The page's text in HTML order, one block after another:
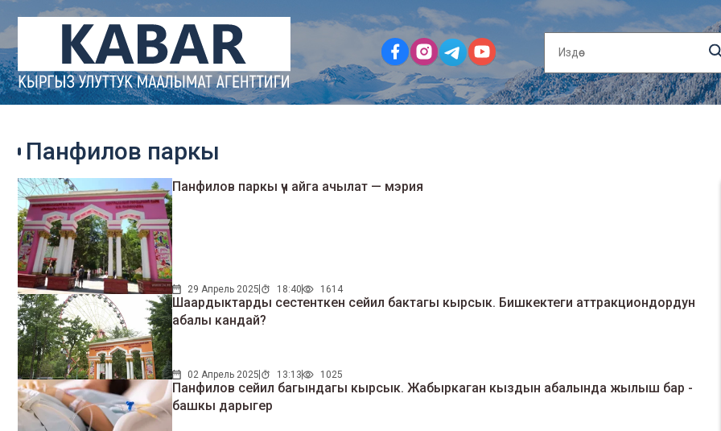
Панфилов паркы
Панфилов паркы үч айга ачылат — мэрия
29 Апрель 2025 18:40 1614
Шаардыктарды сестенткен сейил бактагы кырсык. Бишкектеги аттракциондордун
абалы кандай?
02 Апрель 2025 13:13 1025
Панфилов сейил багындагы кырсык. Жабыркаган кыздын абалында жылыш бар -
башкы дарыгер